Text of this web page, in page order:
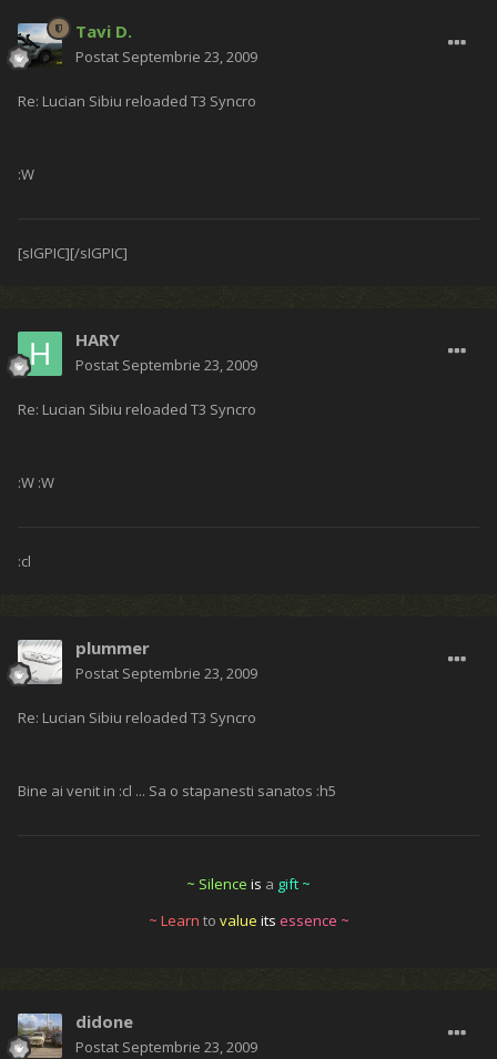
Tavi D.
Postat Septembrie 23, 2009
Re: Lucian Sibiu reloaded T3 Syncro
:W
[sIGPIC][/sIGPIC]
HARY
Postat Septembrie 23, 2009
Re: Lucian Sibiu reloaded T3 Syncro
:W :W
:cl
plummer
Postat Septembrie 23, 2009
Re: Lucian Sibiu reloaded T3 Syncro
Bine ai venit in :cl ... Sa o stapanesti sanatos :h5
~ Silence is a gift ~
~ Learn to value its essence ~
didone
Postat Septembrie 23, 2009